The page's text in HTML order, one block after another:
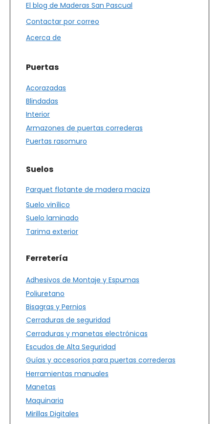
El blog de Maderas San Pascual
Contactar por correo
Acerca de
Puertas
Acorazadas
Blindadas
Interior
Armazones de puertas correderas
Puertas rasomuro
Suelos
Parquet flotante de madera maciza
Suelo vinílico
Suelo laminado
Tarima exterior
Ferretería
Adhesivos de Montaje y Espumas
Poliuretano
Bisagras y Pernios
Cerraduras de seguridad
Cerraduras y manetas electrónicas
Escudos de Alta Seguridad
Guías y accesorios para puertas correderas
Herramientas manuales
Manetas
Maquinaria
Mirillas Digitales